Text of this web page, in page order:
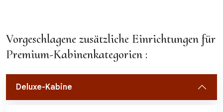
Vorgeschlagene zusätzliche Einrichtungen für
Premium-Kabinenkategorien :
Deluxe-Kabine